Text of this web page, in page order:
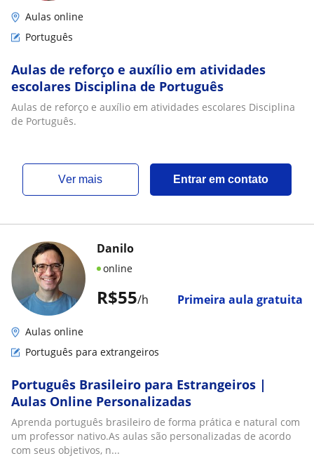
Aulas online
Português
Aulas de reforço e auxílio em atividades
escolares Disciplina de Português
Aulas de reforço e auxílio em atividades escolares Disciplina
de Português.
ver mais Entrar em contato
R$55/h Primeira aula gratuita
Danilo
online
Aulas online
Português para extrangeiros
Português Brasileiro para Estrangeiros |
Aulas Online Personalizadas
Aprenda português brasileiro de forma prática e natural com
um professor nativo.As aulas são personalizadas de acordo
com seus objetivos, n...